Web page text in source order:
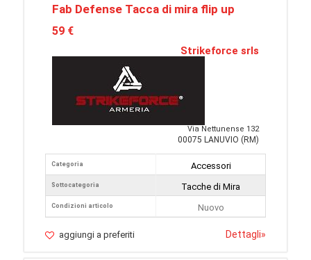
Fab Defense Tacca di mira flip up
59 €
Strikeforce srls
Via Nettunense 132
00075 LANUVIO (RM)
Categoria
Sottocategoria
Condizioni articolo
Accessori
Tacche di Mira
Nuovo
aggiungi a preferiti Dettagli»